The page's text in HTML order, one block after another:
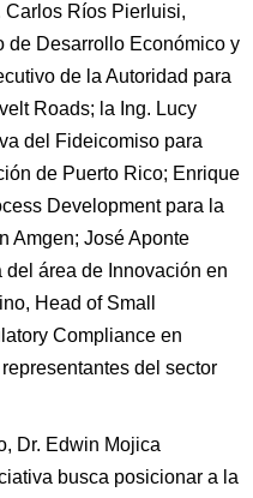
Carlos Ríos Pierluisi,
de Desarrollo Económico y
de la Autoridad para
Roads; la Ing. Lucy
del Fideicomiso para
de Puerto Rico; Enrique
Development para la
Amgen; José Aponte
área de Innovación en
Head of Small
Compliance en
del sector
Dr. Edwin Mojica
busca posicionar a la